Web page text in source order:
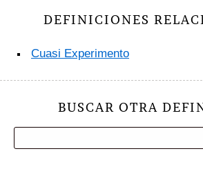
DEFINICIONES
Cuasi Experimento
BUSCAR OTRA